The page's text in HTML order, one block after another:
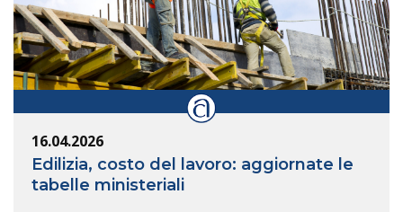
16.04.2026
Edilizia, costo del lavoro: aggiornate le
tabelle ministeriali